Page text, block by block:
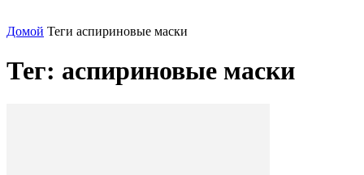
Домой Теги аспириновые маски
Тег: аспириновые маски